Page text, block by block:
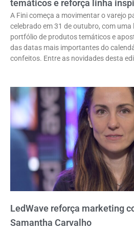
temáticos e reforça linha
A Fini começa a movimentar o varejo
celebrado em 31 de outubro, com uma
portfólio de produtos temáticos e
das datas mais importantes do
confeitos. Entre as novidades desta
LedWave reforça marketing
Samantha Carvalho